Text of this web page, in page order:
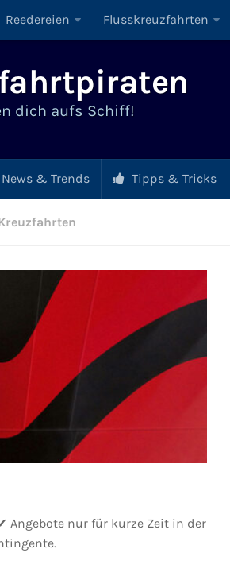
Reedereien Flusskreuzfahrten
dich aufs Schiff!
News & Trends Tipps & Tricks
Angebote nur für kurze Zeit in der